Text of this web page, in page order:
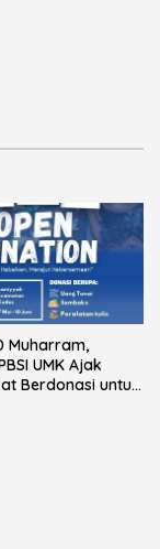
Muharram,
UMK Ajak
Berdonasi untuk